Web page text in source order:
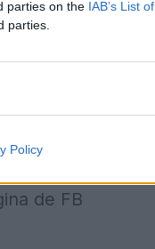
parties on the IAB’s List of
parties.
Policy
prin
de la
numerele
caseta din
de FB